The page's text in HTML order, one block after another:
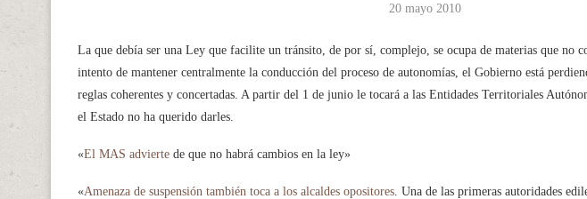
20 mayo 2010
La que debía ser una Ley que facilite un tránsito, de por sí, complejo, se ocupa de materias que no
intento de mantener centralmente la conducción del proceso de autonomías, el Gobierno está
reglas coherentes y concertadas. A partir del 1 de junio le tocará a las Entidades Territoriales
el Estado no ha querido darles.
«El MAS advierte de que no habrá cambios en la ley»
«Amenaza de suspensión también toca a los alcaldes opositores . Una de las primeras autoridades